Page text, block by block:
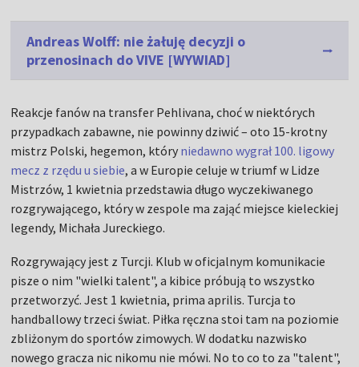
Andreas Wolff: nie żałuję decyzji o
przenosinach do VIVE [WYWIAD]
Reakcje fanów na transfer Pehlivana, choć w niektórych
przypadkach zabawne, nie powinny dziwić – oto 15-krotny
mistrz Polski, hegemon, który niedawno wygrał 100. ligowy
mecz z rzędu u siebie, a w Europie celuje w triumf w Lidze
Mistrzów, 1 kwietnia przedstawia długo wyczekiwanego
rozgrywającego, który w zespole ma zająć miejsce kieleckiej
legendy, Michała Jureckiego.
Rozgrywający jest z Turcji. Klub w oficjalnym komunikacie
pisze o nim "wielki talent", a kibice próbują to wszystko
przetworzyć. Jest 1 kwietnia, prima aprilis. Turcja to
handballowy trzeci świat. Piłka ręczna stoi tam na poziomie
zbliżonym do sportów zimowych. W dodatku nazwisko
nowego gracza nic nikomu nie mówi. No to co to za "talent",